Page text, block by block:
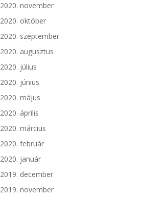
2020. november
2020. október
2020. szeptember
2020. augusztus
2020. július
2020. június
2020. május
2020. április
2020. március
2020. február
2020. január
2019. december
2019. november